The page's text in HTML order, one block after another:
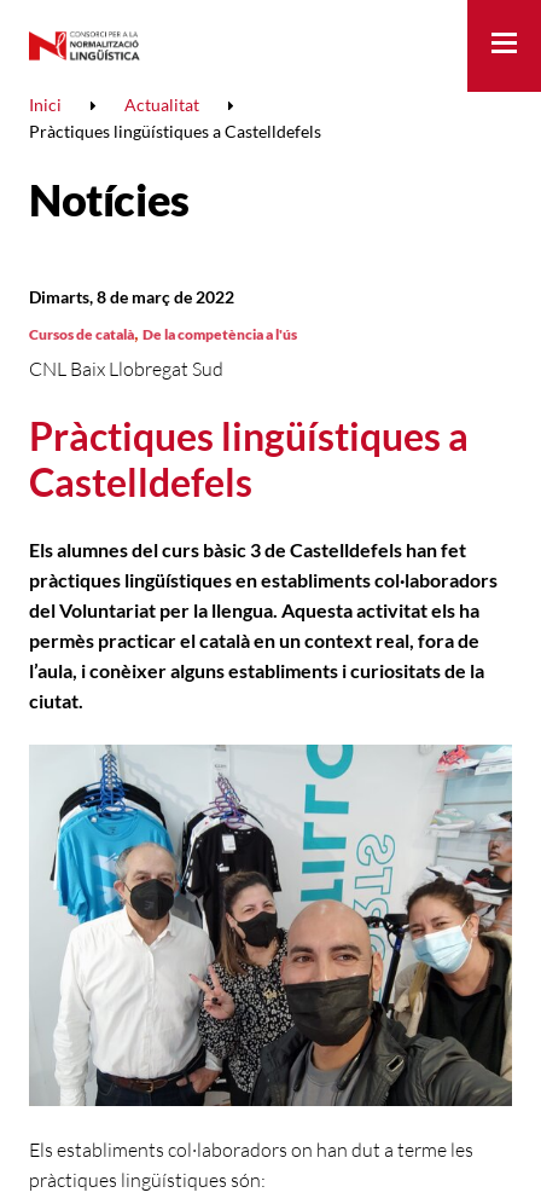
Inici
Actualitat
Pràctiques lingüístiques a Castelldefels
Notícies
Pràctiques lingüístiques a
Castelldefels
CNL Baix Llobregat Sud
Dimarts, 8 de març de 2022
Cursos de català, De la competència a l'ús
Els alumnes del curs bàsic 3 de Castelldefels han fet
pràctiques lingüístiques en establiments col·laboradors
del Voluntariat per la llengua. Aquesta activitat els ha
permès practicar el català en un context real, fora de
l’aula, i conèixer alguns establiments i curiositats de la
ciutat.
Els establiments col·laboradors on han dut a terme les
pràctiques lingüístiques són: